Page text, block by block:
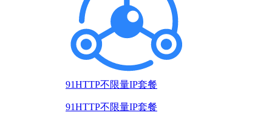
91HTTP不限量IP套餐
91HTTP不限量IP套餐